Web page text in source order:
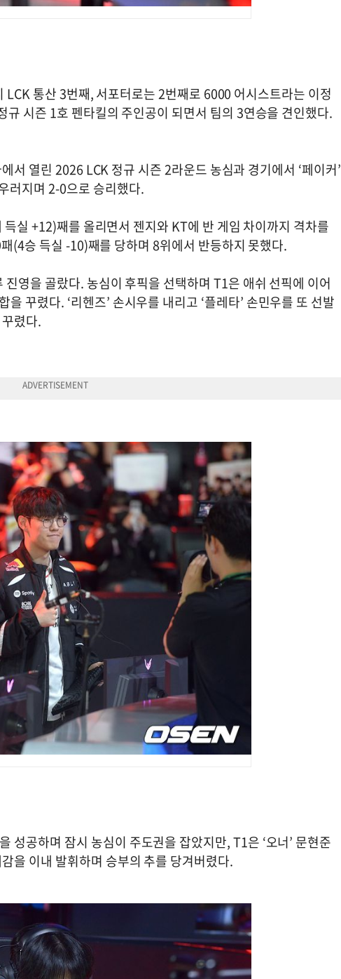
LCK 통산 3번째, 서포터로는 2번째로 6000 어시스트라는 이정
규 시즌 1호 펜타킬의 주인공이 되면서 팀의 3연승을 견인했다.
서 열린 2026 LCK 정규 시즌 2라운드 농심과 경기에서 ‘페이커’
러지며 2-0으로 승리했다.
실 +12)째를 올리면서 젠지와 KT에 반 게임 차이까지 격차를
(4승 득실 -10)째를 당하며 8위에서 반등하지 못했다.
영을 골랐다. 농심이 후픽을 선택하며 T1은 애쉬 선픽에 이어
꾸렸다. ‘리헨즈’ 손시우를 내리고 ‘플레타’ 손민우를 또 선발
렸다.
성공하며 잠시 농심이 주도권을 잡았지만, T1은 ‘오너’ 문현준
을 이내 발휘하며 승부의 추를 당겨버렸다.